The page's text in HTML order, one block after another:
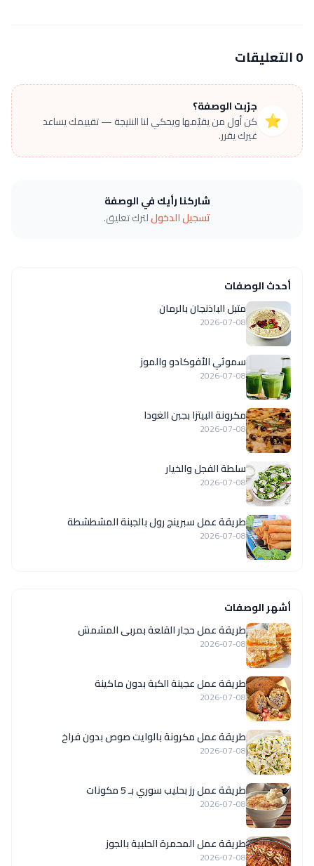
0 التعليقات
⭐
جرّبت الوصفة؟
كن أول من يقيّمها ويحكي لنا النتيجة — تقييمك يساعد
غيرك يقرر.
شاركنا رأيك في الوصفة
تسجيل الدخوللترك تعليق.
أحدث الوصفات
متبل الباذنجان بالرمان
2026-07-08
سموثي الأفوكادو والموز
2026-07-08
مكرونة البيتزا بجبن الغودا
2026-07-08
سلطة الفجل والخيار
2026-07-08
طريقة عمل سبرينج رول بالجبنة المشطشطة
2026-07-08
أشهر الوصفات
طريقة عمل حجار القلعة بمربى المشمش
2026-07-08
طريقة عمل عجينة الكبة بدون ماكينة
2026-07-08
طريقة عمل مكرونة بالوايت صوص بدون فراخ
2026-07-08
طريقة عمل رز بحليب سوري بـ 5 مكونات
2026-07-08
طريقة عمل المحمرة الحلبية بالجوز
2026-07-08